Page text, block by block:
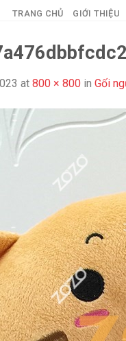
TRANG CHỦ GIỚI THIỆU
at 800 × 800 in Gối